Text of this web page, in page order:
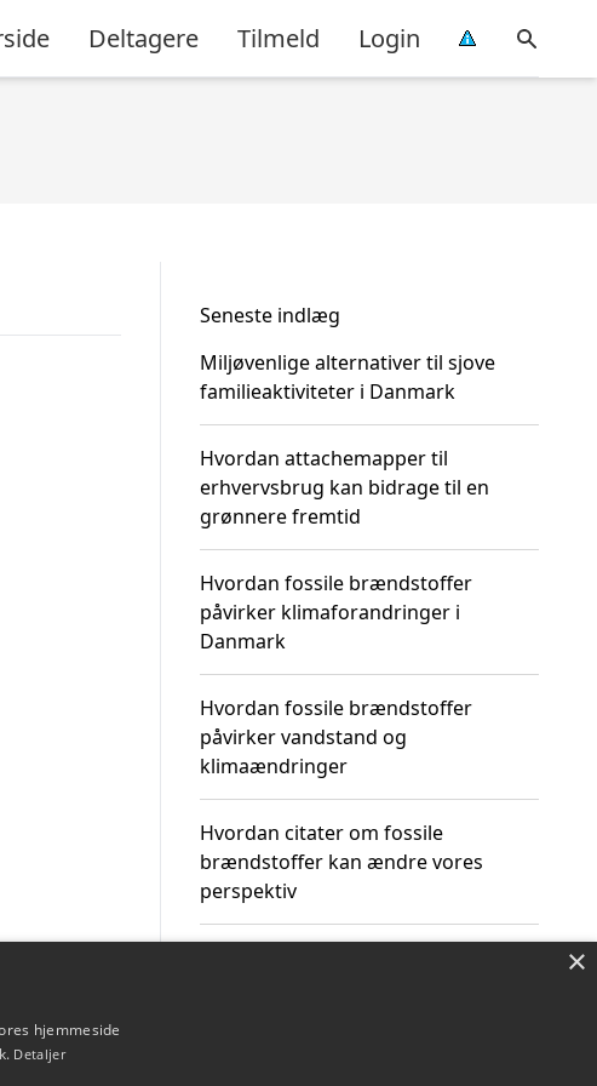
Deltagere Tilmeld Login
Seneste indlæg
Miljøvenlige alternativer til sjove
familieaktiviteter i Danmark
Hvordan attachemapper til
erhvervsbrug kan bidrage til en
grønnere fremtid
Hvordan fossile brændstoffer
påvirker klimaforandringer i
Danmark
Hvordan fossile brændstoffer
påvirker vandstand og
klimaændringer
Hvordan citater om fossile
brændstoffer kan ændre vores
perspektiv
×
hjemmeside
Detaljer